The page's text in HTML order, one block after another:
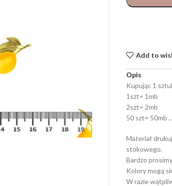
Add to
Opis
Kupując 1
1szt= 1mb
2szt= 2mb
50 szt= 50mb
Materiał
stokowego.
Bardzo
Kolory mogą
W razie